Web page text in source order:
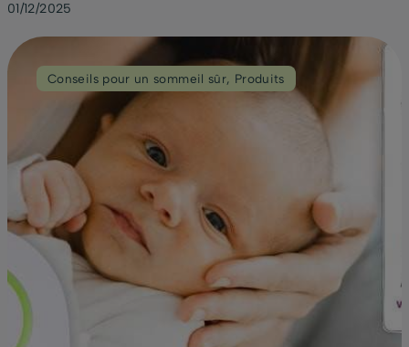
01/12/2025
Conseils pour un sommeil sûr, Produits